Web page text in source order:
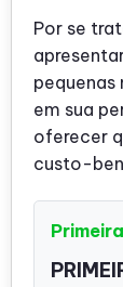
Por se
pequenas
em sua
oferecer
custo-